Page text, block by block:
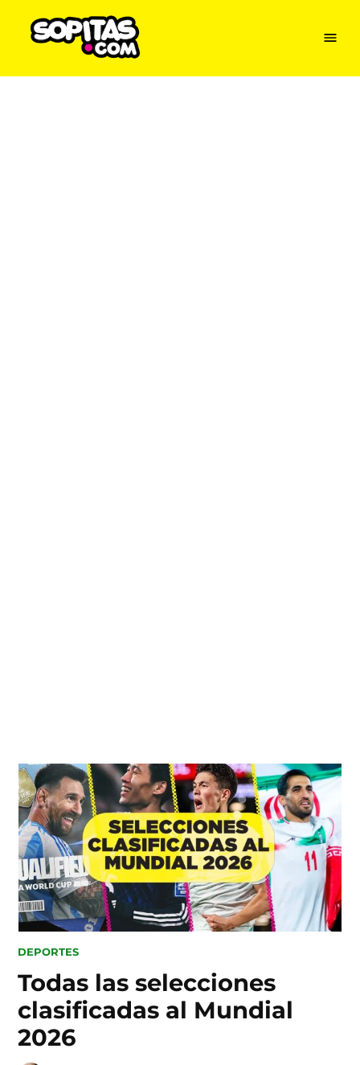
content
Menu
POSTED
DEPORTES
Todas las selecciones
clasificadas al Mundial
2026